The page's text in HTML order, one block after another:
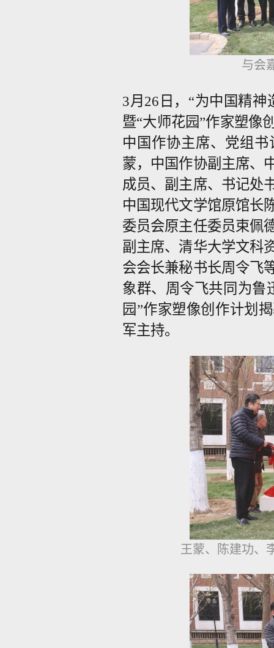
与会
3月26日，“为中国精
暨“大师花园”作家塑像
中国作协主席、党组
蒙，中国作协副主席、
成员、副主席、书记处
中国现代文学馆原馆长
委员会原主任委员束佩
副主席、清华大学文科
会会长兼秘书长周令飞
象群、周令飞共同为鲁
园”作家塑像创作计划
军主持。
王蒙、陈建功、